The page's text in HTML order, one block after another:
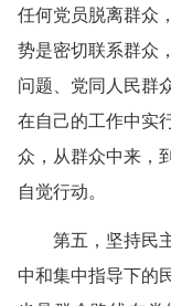
任何党员脱离群众
势是密切联系群众
问题、党同人民群
在自己的工作中实
众，从群众中来，
自觉行动。
第五，坚持民
中和集中指导下的